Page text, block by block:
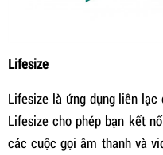
Lifesize
Lifesize là ứng dụng liên
Lifesize cho phép bạn kết
các cuộc gọi âm thanh và